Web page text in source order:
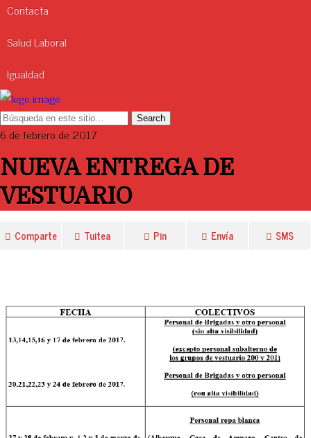
Contacta
Salud Laboral
Igualdad
6 de febrero de 2017
NUEVA ENTREGA DE
VESTUARIO
Comparte Tuitea Pin Envía SMS